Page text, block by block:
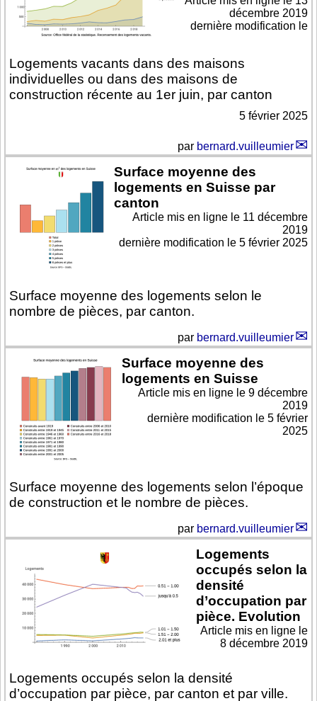
Logements vacants dans des maisons
individuelles ou dans des maisons de
construction récente au 1er juin, par canton
décembre 2019
dernière modification le
5 février 2025
par bernard.vuilleumier
Surface moyenne des
logements en Suisse par
canton
Surface moyenne des logements selon le
nombre de pièces, par canton.
Article mis en ligne le 11 décembre
2019
dernière modification le 5 février 2025
par bernard.vuilleumier
Surface moyenne des
logements en Suisse
Surface moyenne des logements selon l’époque
de construction et le nombre de pièces.
Article mis en ligne le 9 décembre
2019
dernière modification le 5 février
2025
par bernard.vuilleumier
Logements
occupés selon la
densité
d’occupation par
pièce. Evolution
Logements occupés selon la densité
d’occupation par pièce, par canton et par ville.
Article mis en ligne le
8 décembre 2019